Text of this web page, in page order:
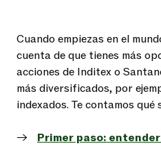
Cuando empiezas en el
cuenta de que tienes más
acciones de Inditex o
más diversificados, por
indexados. Te contamos qué
Primer paso: